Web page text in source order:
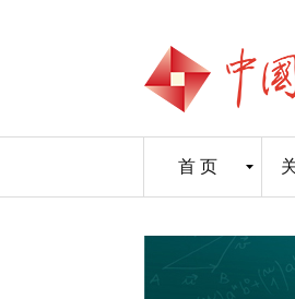
首 页